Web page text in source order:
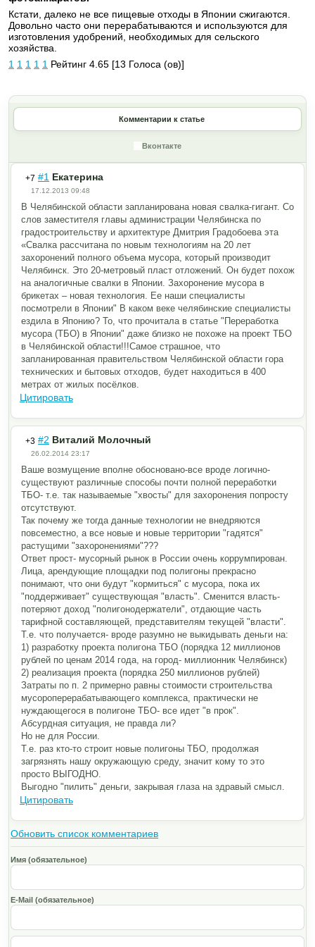
Кстати, далеко не все пищевые отходы в Японии сжигаются.
Довольно часто они перерабатываются и используются для
изготовления удобрений, необходимых для сельского
хозяйства.
1 1 1 1 1 Рейтинг 4.65 [13 Голоса (ов)]
Комментарии к статье
Вконтакте
+7 #1 Екатерина
17.12.2013 09:48
В Челябинской области запланирована новая свалка-гигант. Со
слов заместителя главы администрации Челябинска по
градостроительству и архитектуре Дмитрия Градобоева эта
«Свалка рассчитана по новым технологиям на 20 лет
захоронений полного объема мусора, который производит
Челябинск. Это 20-метровый пласт отложений. Он будет похож
на аналогичные свалки в Японии. Захоронение мусора в
брикетах – новая технология. Ее наши специалисты
посмотрели в Японии" В каком веке челябинские специалисты
ездила в Японию? То, что прочитала в статье "Переработка
мусора (ТБО) в Японии" даже близко не похоже на проект ТБО
в Челябинской области!!!Самое страшное, что
запланированная правительством Челябинской области гора
технических и бытовых отходов, будет находиться в 400
метрах от жилых посёлков.
Цитировать
+3 #2 Виталий Молочный
26.02.2014 23:17
Ваше возмущение вполне обосновано-все вроде логично-
существуют различные способы почти полной переработки
ТБО- т.е. так называемые "хвосты" для захоронения попросту
отсутствуют.
Так почему же тогда данные технологии не внедряются
повсеместно, а все новые и новые территории "гадятся"
растущими "захоронениями"???
Ответ прост- мусорный рынок в России очень коррумпирован.
Лица, арендующие площадки под полигоны прекрасно
понимают, что они будут "кормиться" с мусора, пока их
"поддерживает" существующая "власть". Сменится власть-
потеряют доход "полигонодержатели", отдающие часть
тарифной составляющей, представителям текущей "власти".
Т.е. что получается- вроде разумно не выкидывать деньги на:
1) разработку проекта полигона ТБО (порядка 12 миллионов
рублей по ценам 2014 года, на город- миллионник Челябинск)
2) реализация проекта (порядка 250 миллионов рублей)
Затраты по п. 2 примерно равны стоимости строительства
мусороперерабатывающего комплекса, практически не
нуждающегося в полигоне ТБО- все идет "в прок".
Абсурдная ситуация, не правда ли?
Но не для России.
Т.е. раз кто-то строит новые полигоны ТБО, продолжая
загрязнять нашу окружающую среду, значит кому то это
просто ВЫГОДНО.
Выгодно "пилить" деньги, закрывая глаза на здравый смысл.
Цитировать
Обновить список комментариев
Имя (обязательное)
E-Mail (обязательное)